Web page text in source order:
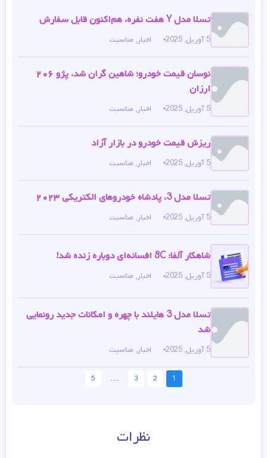
تسلا مدل Y هفت نفره، هم‌اکنون قابل سفارش
5 آوریل, 2025 اخبار, مناسبت
نوسان قیمت خودرو؛ شاهین گران شد، پژو ۲۰۶
ارزان
5 آوریل, 2025 اخبار, مناسبت
ریزش قیمت خودرو در بازار آزاد
5 آوریل, 2025 اخبار, مناسبت
تسلا مدل 3، پادشاه خودروهای الکتریکی ۲۰۲۳
5 آوریل, 2025 اخبار, مناسبت
شاهکار آلفا: 8C افسانه‌ای دوباره زنده شد!
5 آوریل, 2025 اخبار, مناسبت
تسلا مدل 3 هایلند با چهره و امکانات جدید رونمایی
شد
5 آوریل, 2025 اخبار, مناسبت
1
2
3
...
5
نظرات